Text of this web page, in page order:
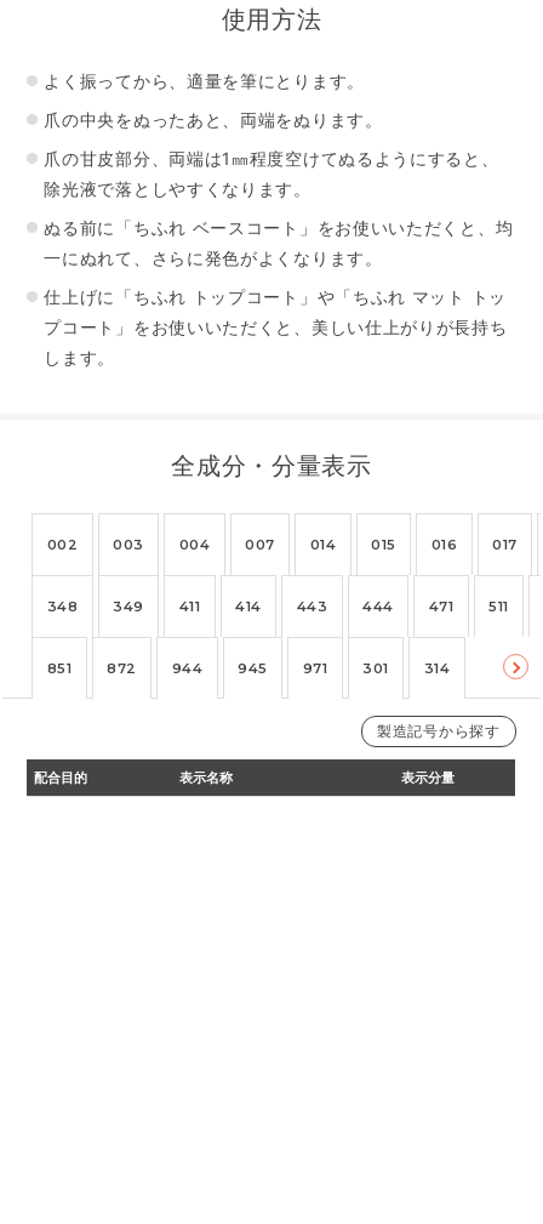
使用方法
よく振ってから、適量を筆にとります。
爪の中央をぬったあと、両端をぬります。
爪の甘皮部分、両端は1㎜程度空けてぬるようにすると、
除光液で落としやすくなります。
ぬる前に「ちふれ ベースコート」をお使いいただくと、均
一にぬれて、さらに発色がよくなります。
仕上げに「ちふれ トップコート」や「ちふれ マット トッ
プコート」をお使いいただくと、美しい仕上がりが長持ち
します。
全成分・分量表示
002 003 004 007 014 015 016 017
348 349 411 414 443 444 471 511
851 872 944 945 971 301 314
製造記号から探す
製造記号22101より変更 製造記号22071まで
配合目的 表示名称 表示分量